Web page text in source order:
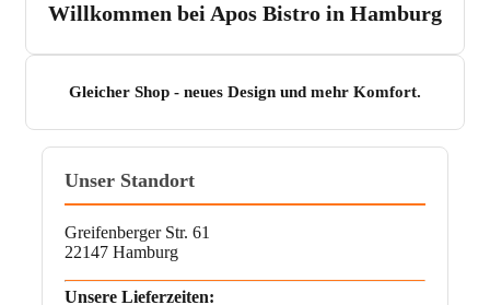
Willkommen bei Apos Bistro in Hamburg
Gleicher Shop - neues Design und mehr Komfort.
Unser Standort
Greifenberger Str. 61
22147 Hamburg
Unsere Lieferzeiten: